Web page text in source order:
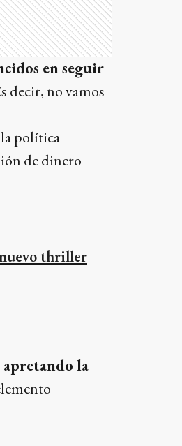
en seguir
decir, no vamos
política
de dinero
thriller
apretando la